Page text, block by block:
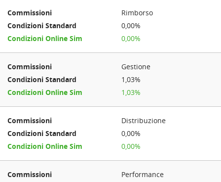
Rimborso
0,00%
0,00%
Gestione
1,03%
1,03%
Distribuzione
0,00%
0,00%
Performance